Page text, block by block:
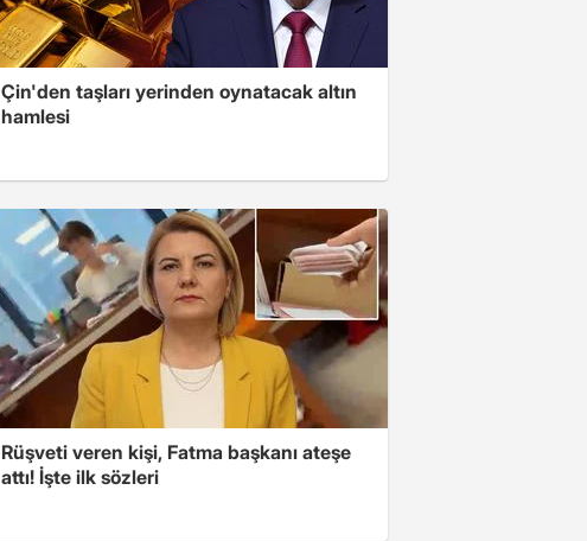
Çin'den taşları yerinden oynatacak altın
hamlesi
Rüşveti veren kişi, Fatma başkanı ateşe
attı! İşte ilk sözleri